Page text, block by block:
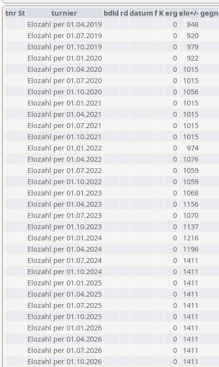
tnrSt turnier bdld rd datumf Kerg elo+/-
Elozahl per 01.04.2019
0
848
Elozahl per 01.07.2019
0
920
Elozahl per 01.10.2019
0
979
Elozahl per 01.01.2020
0
922
Elozahl per 01.04.2020
0
1015
Elozahl per 01.07.2020
0
1015
Elozahl per 01.10.2020
0
1056
Elozahl per 01.01.2021
0
1015
Elozahl per 01.04.2021
0
1015
Elozahl per 01.07.2021
0
1015
Elozahl per 01.10.2021
0
1015
Elozahl per 01.01.2022
0
974
Elozahl per 01.04.2022
0
1076
Elozahl per 01.07.2022
0
1059
Elozahl per 01.10.2022
0
1059
Elozahl per 01.01.2023
0
1068
Elozahl per 01.04.2023
0
1156
Elozahl per 01.07.2023
0
1070
Elozahl per 01.10.2023
0
1137
Elozahl per 01.01.2024
0
1216
Elozahl per 01.04.2024
0
1196
Elozahl per 01.07.2024
0
1411
Elozahl per 01.10.2024
0
1411
Elozahl per 01.01.2025
0
1411
Elozahl per 01.04.2025
0
1411
Elozahl per 01.07.2025
0
1411
Elozahl per 01.10.2025
0
1411
Elozahl per 01.01.2026
0
1411
Elozahl per 01.04.2026
0
1411
Elozahl per 01.07.2026
0
1411
Elozahl per 01.10.2026
0 1411